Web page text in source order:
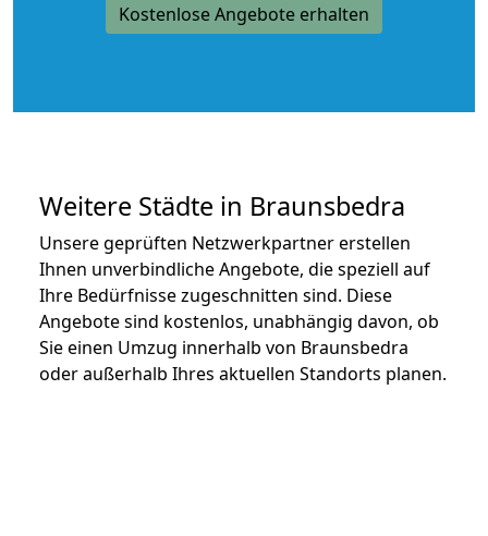
Kostenlose Angebote erhalten
Weitere Städte in Braunsbedra
Unsere geprüften Netzwerkpartner erstellen
Ihnen unverbindliche Angebote, die speziell auf
Ihre Bedürfnisse zugeschnitten sind. Diese
Angebote sind kostenlos, unabhängig davon, ob
Sie einen Umzug innerhalb von Braunsbedra
oder außerhalb Ihres aktuellen Standorts planen.